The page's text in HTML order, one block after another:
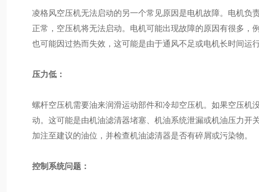
凌格风空压机无法启动的另一个常见原因是电机故障。电机负
正常，空压机将无法启动。电机可能出现故障的原因有很多，
也可能因过热而失效，这可能是由于通风不足或电机长时间运行
压力低：
螺杆空压机需要油来润滑运动部件和冷却空压机。如果空压机
动。这可能是由机油滤清器堵塞、机油系统泄漏或机油压力开
加注至建议的油位，并检查机油滤清器是否有碎屑或污染物。
控制系统问题：